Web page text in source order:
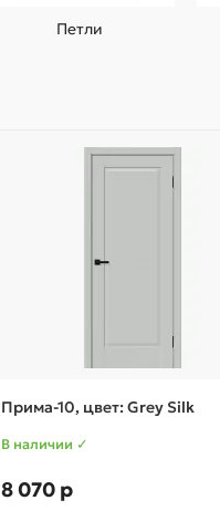
Петли
Прима-10, цвет: Grey Silk
В наличии ✓
8 070 р